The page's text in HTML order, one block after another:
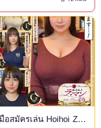
HOIZ-134 Hoihoi La Man 11 มือสมัครเล่น Hoihoi Z ถ่ายภาพส่วนตัว คืนเดียว แอพหาคู่ โรงแรมรัก มือสมัครเล่น สาวสวย นักศึกษาสาว Gonzo อกใหญ่ อกใหญ่ อกสวย ฉีดน้ำบนใบหน้า เครื่องนวดไฟฟ้า เพื่อนเซ็กส์